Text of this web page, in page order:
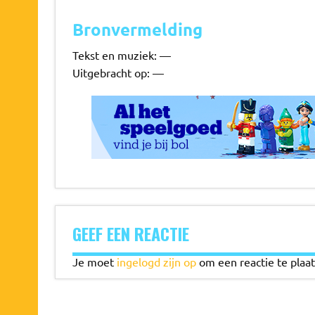
Bronvermelding
Tekst en muziek: —
Uitgebracht op: —
GEEF EEN REACTIE
Je moet ingelogd zijn opom een reactie te